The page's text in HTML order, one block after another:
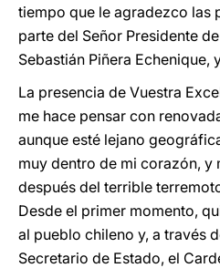
tiempo que le agradezco las
parte del Señor Presidente
Sebastián Piñera Echenique,
La presencia de Vuestra
me hace pensar con
aunque esté lejano
muy dentro de mi corazón, y
después del terrible
Desde el primer momento,
al pueblo chileno y, a través
Secretario de Estado, el